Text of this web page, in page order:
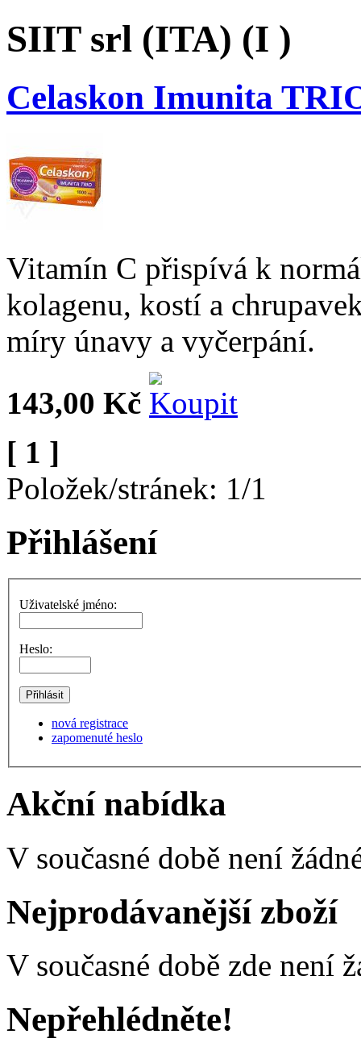
SIIT srl (ITA) (I )
Celaskon Imunita
Vitamín C přispívá k
kolagenu, kostí a
míry únavy a vyčerpání.
143,00 Kč
[ 1 ]
Položek/stránek: 1/1
Přihlášení
Uživatelské jméno:
Heslo:
nová registrace
zapomenuté heslo
Akční nabídka
V současné době není
Nejprodávanější zboží
V současné době zde není
Nepřehlédněte!